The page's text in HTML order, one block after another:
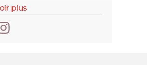
plus